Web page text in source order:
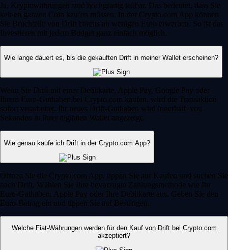
Ja, Kryptowährungen sind hochgradig teilbar. Das bedeutet, dass Sie
keinen ganzen Coin kaufen müssen. In der Crypto.com App können
Sie Bruchteile von Drift bereits ab wenigen Euro erwerben. So ist das
Investieren mit jedem Budget ganz einfach möglich.
Wie lange dauert es, bis die gekauften Drift in meiner Wallet erscheinen?
Wenn Sie Drift mit einer Debitkarte, Apple Pay, Google Pay oder
Ihrem Euro-Guthaben bei Crypto.com kaufen, wird die Transaktion
sofort verarbeitet. Ihr neues Drift-Guthaben wird innerhalb von
Sekunden in Ihrer digitalen Wallet angezeigt.
Wie genau kaufe ich Drift in der Crypto.com App?
Öffnen Sie die Crypto.com App, tippen Sie auf Kaufen und suchen Sie
nach Drift. Wählen Sie Ihre bevorzugte Zahlungsmethode wie Ihr
Euro-Guthaben, Apple Pay oder Ihre Debitkarte aus. Geben Sie den
Euro-Betrag ein und tippen Sie auf Bestätigen.
Welche Fiat-Währungen werden für den Kauf von Drift bei Crypto.com
akzeptiert?